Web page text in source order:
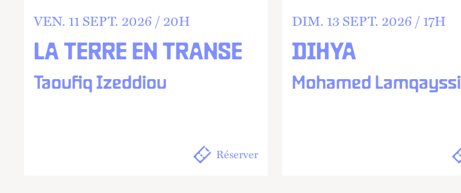
LA TERRE EN TRANSE
Taoufiq Izeddiou
VEN. 11SEPT. 2026 /20H
Réserver
DIHYA
Mohamed Lamqayssi
DIM. 13 SEPT. 2026 /17H